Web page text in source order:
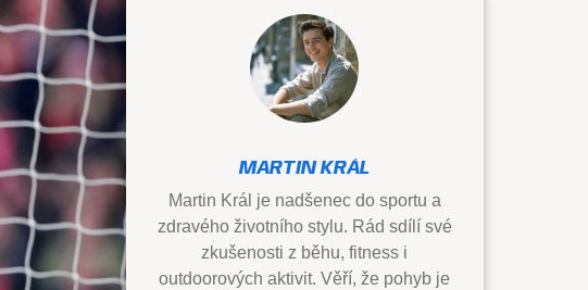
MARTIN KRÁL
Martin Král je nadšenec do sportu a
zdravého životního stylu. Rád sdílí své
zkušenosti z běhu, fitness i
outdoorových aktivit. Věří, že pohyb je